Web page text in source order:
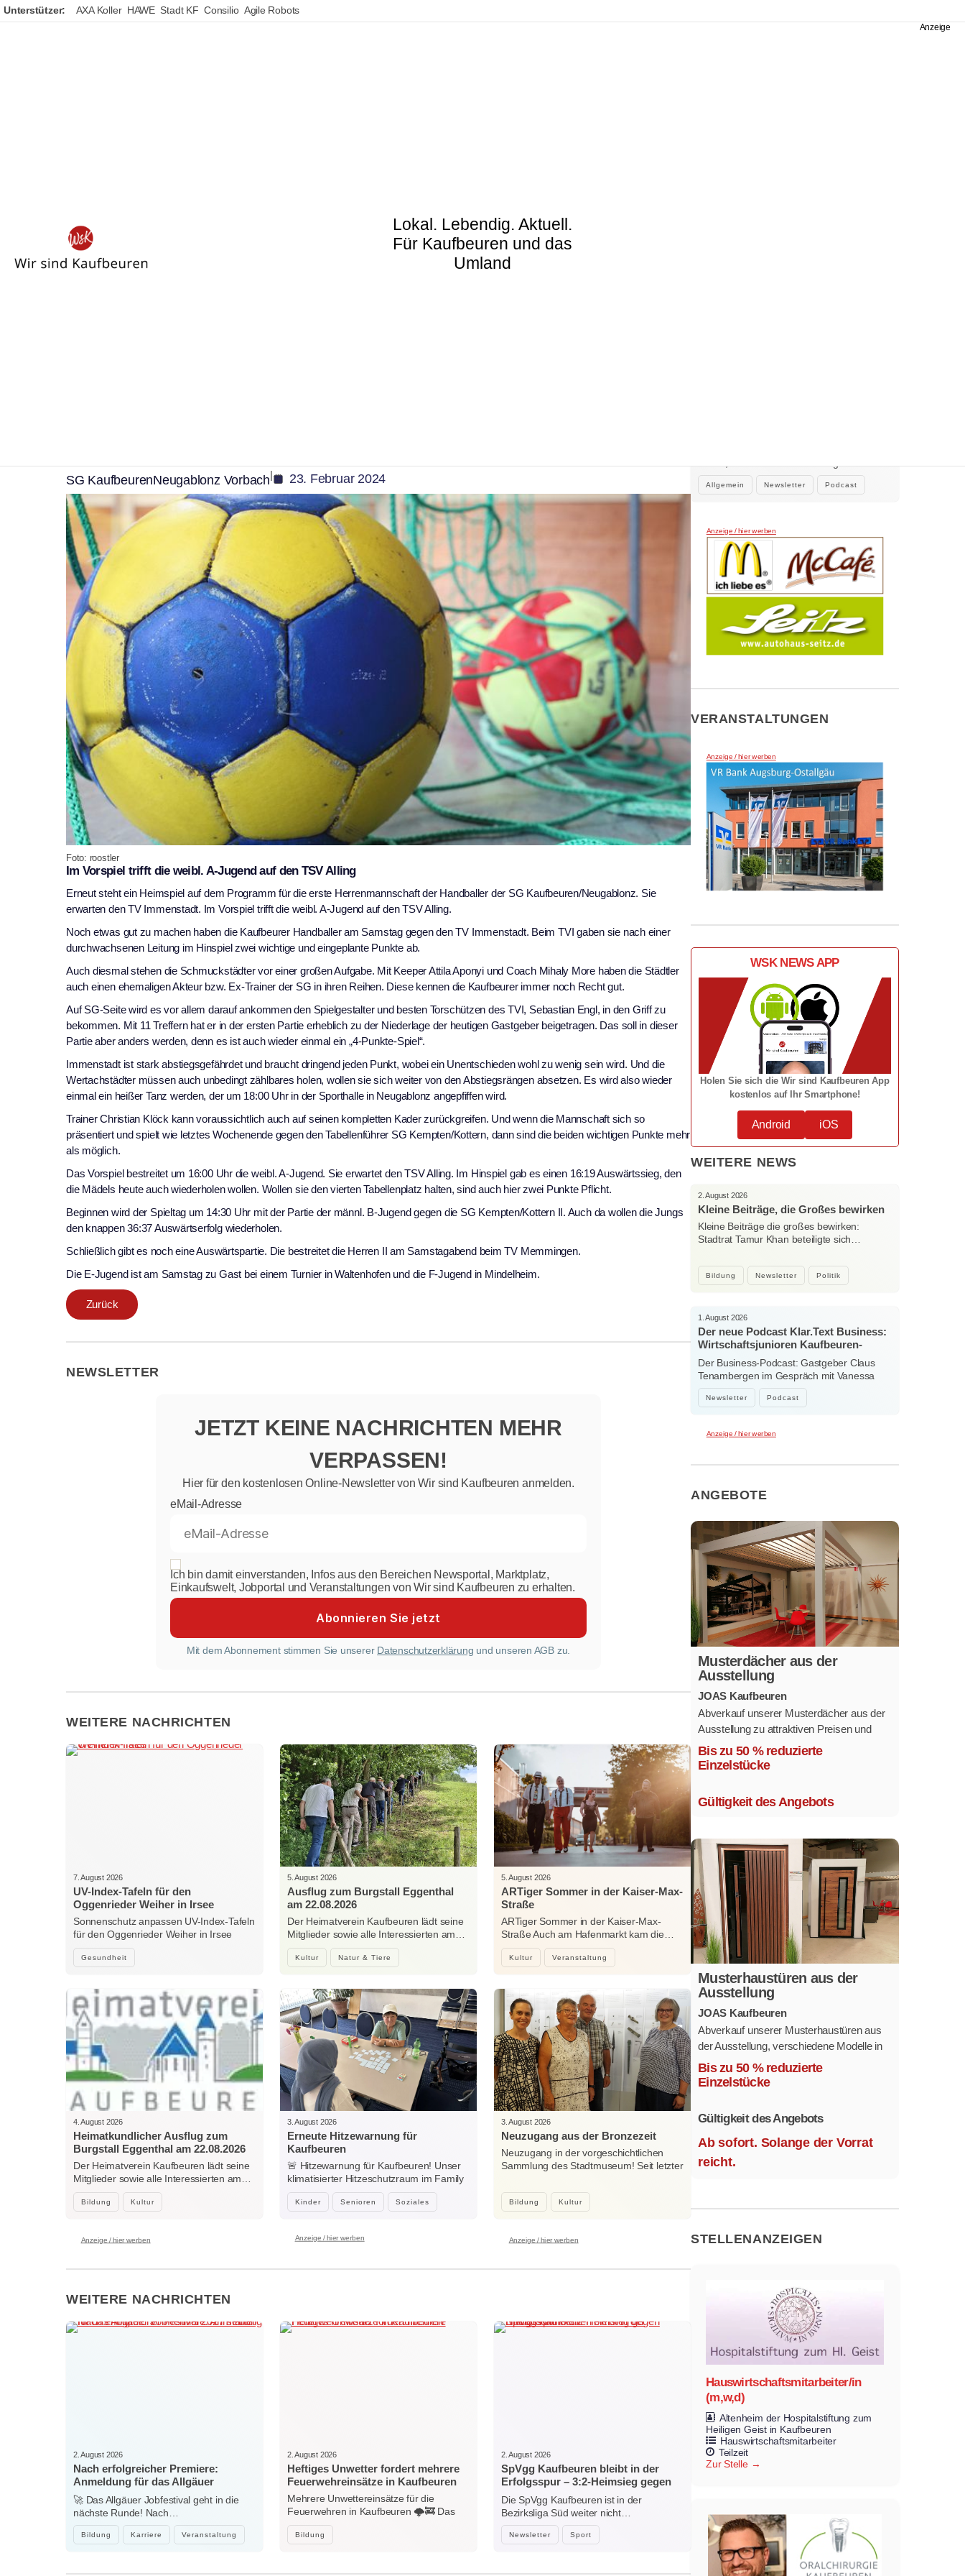
Unterstützer: AXA Koller HAWE Stadt KF Consilio Agile Robots
Lokal. Lebendig. Aktuell.
Für Kaufbeuren und das
Umland
SG KaufbeurenNeugablonz Vorbach| 23. Februar 2024
Foto: roostler
Im Vorspiel trifft die weibl. A-Jugend auf den TSV Alling
Erneut steht ein Heimspiel auf dem Programm für die erste Herrenmannschaft der Handballer der SG Kaufbeuren/Neugablonz. Sie
erwarten den TV Immenstadt. Im Vorspiel trifft die weibl. A-Jugend auf den TSV Alling.
Noch etwas gut zu machen haben die Kaufbeurer Handballer am Samstag gegen den TV Immenstadt. Beim TVI gaben sie nach einer
durchwachsenen Leitung im Hinspiel zwei wichtige und eingeplante Punkte ab.
Auch diesmal stehen die Schmuckstädter vor einer großen Aufgabe. Mit Keeper Attila Aponyi und Coach Mihaly More haben die Städtler
auch einen ehemaligen Akteur bzw. Ex-Trainer der SG in ihren Reihen. Diese kennen die Kaufbeurer immer noch Recht gut.
Auf SG-Seite wird es vor allem darauf ankommen den Spielgestalter und besten Torschützen des TVI, Sebastian Engl, in den Griff zu
bekommen. Mit 11 Treffern hat er in der ersten Partie erheblich zu der Niederlage der heutigen Gastgeber beigetragen. Das soll in dieser
Partie aber anders werden, denn es ist auch wieder einmal ein „4-Punkte-Spiel“.
Immenstadt ist stark abstiegsgefährdet und braucht dringend jeden Punkt, wobei ein Unentschieden wohl zu wenig sein wird. Und die
Wertachstädter müssen auch unbedingt zählbares holen, wollen sie sich weiter von den Abstiegsrängen absetzen. Es wird also wieder
einmal ein heißer Tanz werden, der um 18:00 Uhr in der Sporthalle in Neugablonz angepfiffen wird.
Trainer Christian Klöck kann voraussichtlich auch auf seinen kompletten Kader zurückgreifen. Und wenn die Mannschaft sich so
präsentiert und spielt wie letztes Wochenende gegen den Tabellenführer SG Kempten/Kottern, dann sind die beiden wichtigen Punkte mehr
als möglich.
Das Vorspiel bestreitet um 16:00 Uhr die weibl. A-Jugend. Sie erwartet den TSV Alling. Im Hinspiel gab es einen 16:19 Auswärtssieg, den
die Mädels heute auch wiederholen wollen. Wollen sie den vierten Tabellenplatz halten, sind auch hier zwei Punkte Pflicht.
Beginnen wird der Spieltag um 14:30 Uhr mit der Partie der männl. B-Jugend gegen die SG Kempten/Kottern II. Auch da wollen die Jungs
den knappen 36:37 Auswärtserfolg wiederholen.
Schließlich gibt es noch eine Auswärtspartie. Die bestreitet die Herren II am Samstagabend beim TV Memmingen.
Die E-Jugend ist am Samstag zu Gast bei einem Turnier in Waltenhofen und die F-Jugend in Mindelheim.
Zurück
NEWSLETTER
JETZT KEINE NACHRICHTEN MEHR
VERPASSEN!
Hier für den kostenlosen Online-Newsletter von Wir sind Kaufbeuren anmelden.
eMail-Adresse
Ich bin damit einverstanden, Infos aus den Bereichen Newsportal, Marktplatz,
Einkaufswelt, Jobportal und Veranstaltungen von Wir sind Kaufbeuren zu erhalten.
Mit dem Abonnement stimmen Sie unserer Datenschutzerklärung und unseren AGB zu.
WEITERE NACHRICHTEN
Gesundheit
7. August 2026
UV-Index-Tafeln für den
Oggenrieder Weiher in Irsee
Sonnenschutz anpassen UV-Index-Tafeln
für den Oggenrieder Weiher in Irsee
Kultur Natur & Tiere
5. August 2026
Ausflug zum Burgstall Eggenthal
am 22.08.2026
Der Heimatverein Kaufbeuren lädt seine
Mitglieder sowie alle Interessierten am…
Kultur Veranstaltung
5. August 2026
ARTiger Sommer in der Kaiser-Max-
Straße
ARTiger Sommer in der Kaiser-Max-
Straße Auch am Hafenmarkt kam die…
Bildung Kultur
4. August 2026
Heimatkundlicher Ausflug zum
Burgstall Eggenthal am 22.08.2026
Der Heimatverein Kaufbeuren lädt seine
Mitglieder sowie alle Interessierten am…
Kinder Senioren Soziales
3. August 2026
Erneute Hitzewarnung für
Kaufbeuren
🚨 Hitzewarnung für Kaufbeuren! Unser
klimatisierter Hitzeschutzraum im Family
Center…
Bildung Kultur
3. August 2026
Neuzugang aus der Bronzezeit
Neuzugang in der vorgeschichtlichen
Sammlung des Stadtmuseum! Seit letzter
Anzeige / hier werben Anzeige / hier werben Anzeige / hier werben
WEITERE NACHRICHTEN
Bildung Karriere Veranstaltung
2. August 2026
Nach erfolgreicher Premiere:
Anmeldung für das Allgäuer
Jobfestival 2027 startet
🚀 Das Allgäuer Jobfestival geht in die
nächste Runde! Nach…
Bildung
2. August 2026
Heftiges Unwetter fordert mehrere
Feuerwehreinsätze in Kaufbeuren
Mehrere Unwettereinsätze für die
Feuerwehren in Kaufbeuren 🌩️🚒 Das
heftige…
Newsletter Sport
2. August 2026
SpVgg Kaufbeuren bleibt in der
Erfolgsspur – 3:2-Heimsieg gegen
Niedersonthofen
Die SpVgg Kaufbeuren ist in der
Bezirksliga Süd weiter nicht…
Allgemein Newsletter Podcast
Kaufbeuren…
Anzeige / hier werben
VERANSTALTUNGEN
Anzeige / hier werben
WSK NEWS APP
Holen Sie sich die Wir sind Kaufbeuren App
kostenlos auf Ihr Smartphone!
Android iOS
WEITERE NEWS
Bildung Newsletter Politik
2. August 2026
Kleine Beiträge, die Großes bewirken
Kleine Beiträge die großes bewirken:
Stadtrat Tamur Khan beteiligte sich…
Newsletter Podcast
1. August 2026
Der neue Podcast Klar.Text Business:
Wirtschaftsjunioren Kaufbeuren-
Ostallgäu – Menschen, Ideen und
starke Verbindungen
Der Business-Podcast: Gastgeber Claus
Tenambergen im Gespräch mit Vanessa
Bockhorni…
Anzeige / hier werben
ANGEBOTE
Musterdächer aus der
Ausstellung
JOAS Kaufbeuren
Abverkauf unserer Musterdächer aus der
Ausstellung zu attraktiven Preisen und
sofort verfügbar.
Mehrere Modelle in verschiedenen
Bis zu 50 % reduzierte
Einzelstücke
Gültigkeit des Angebots
Musterhaustüren aus der
Ausstellung
JOAS Kaufbeuren
Abverkauf unserer Musterhaustüren aus
der Ausstellung, verschiedene Modelle in
mehreren Farben und
Ausstattungsvarianten.
Bis zu 50 % reduzierte
Einzelstücke
Gültigkeit des Angebots
Ab sofort. Solange der Vorrat
reicht.
STELLENANZEIGEN
Hauswirtschaftsmitarbeiter/in
(m,w,d)
Altenheim der Hospitalstiftung zum
Heiligen Geist in Kaufbeuren
Hauswirtschaftsmitarbeiter
Teilzeit
Zur Stelle